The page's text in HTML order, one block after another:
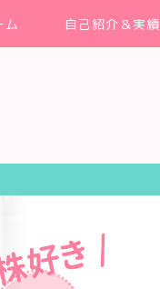
ム 自己紹介＆実績